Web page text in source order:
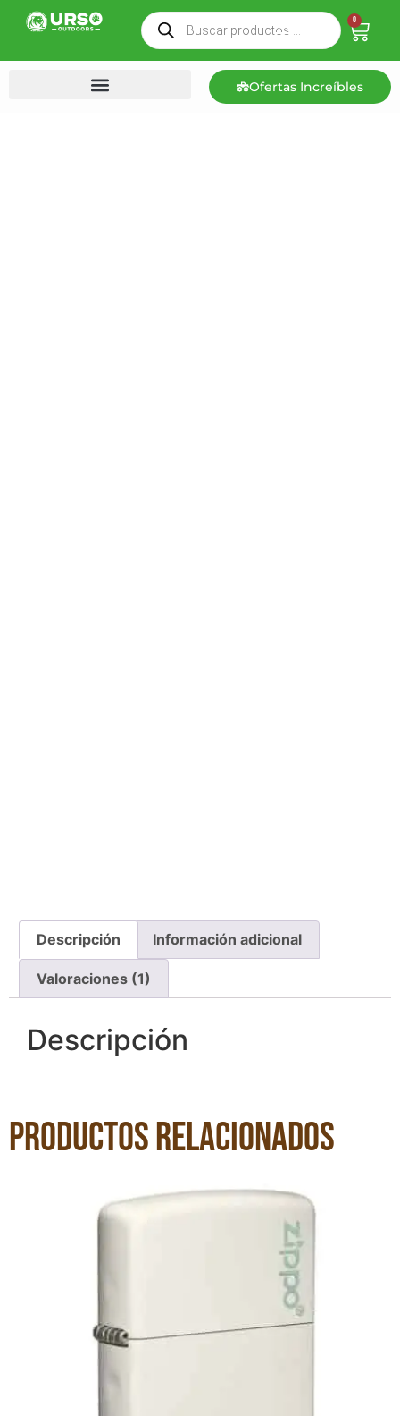
0
Ofertas Increíbles
Descripción Información adicional
Valoraciones (1)
Descripción
Productos relacionados